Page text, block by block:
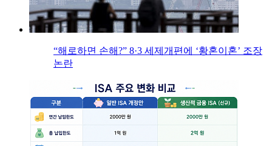
“해로하면 손해?” 8·3 세제개편에 ‘황혼이혼’ 조장
논란